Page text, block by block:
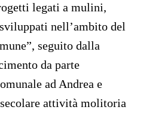
legati a mulini,
nell’ambito del
seguito dalla
da parte
ad Andrea e
attività molitoria